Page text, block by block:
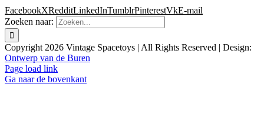
FacebookXRedditLinkedInTumblrPinterestVkE-mail
Zoeken naar:
Copyright 2026 Vintage Spacetoys | All Rights Reserved | Design:
Ontwerp van de Buren
Page load link
Ga naar de bovenkant